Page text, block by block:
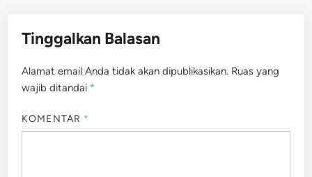
Tinggalkan Balasan
Alamat email Anda tidak akan dipublikasikan. Ruas yang
wajib ditandai *
KOMENTAR *